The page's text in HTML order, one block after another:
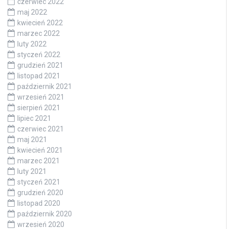
maj 2022
kwiecień 2022
marzec 2022
luty 2022
styczeń 2022
grudzień 2021
listopad 2021
październik 2021
wrzesień 2021
sierpień 2021
lipiec 2021
czerwiec 2021
maj 2021
kwiecień 2021
marzec 2021
luty 2021
styczeń 2021
grudzień 2020
listopad 2020
październik 2020
wrzesień 2020